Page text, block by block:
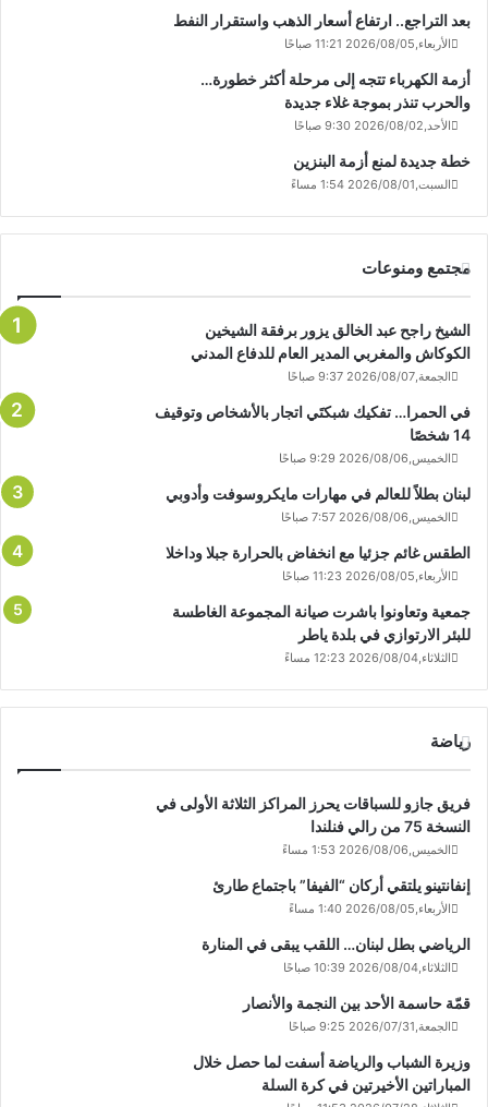
بعد التراجع.. ارتفاع أسعار الذهب واستقرار النفط
الأربعاء,2026/08/05 11:21 صباحًا
أزمة الكهرباء تتجه إلى مرحلة أكثر خطورة…
والحرب تنذر بموجة غلاء جديدة
الأحد,2026/08/02 9:30 صباحًا
خطة جديدة لمنع أزمة البنزين
السبت,2026/08/01 1:54 مساءً
مجتمع ومنوعات
الشيخ راجح عبد الخالق يزور برفقة الشيخين
الكوكاش والمغربي المدير العام للدفاع المدني
الجمعة,2026/08/07 9:37 صباحًا
في الحمرا… تفكيك شبكتَي اتجار بالأشخاص وتوقيف
14 شخصًا
الخميس,2026/08/06 9:29 صباحًا
لبنان بطلاً للعالم في مهارات مايكروسوفت وأدوبي
الخميس,2026/08/06 7:57 صباحًا
الطقس غائم جزئيا مع انخفاض بالحرارة جبلا وداخلا
الأربعاء,2026/08/05 11:23 صباحًا
جمعية وتعاونوا باشرت صيانة المجموعة الغاطسة
للبئر الارتوازي في بلدة ياطر
الثلاثاء,2026/08/04 12:23 مساءً
رياضة
فريق جازو للسباقات يحرز المراكز الثلاثة الأولى في
النسخة 75 من رالي فنلندا
الخميس,2026/08/06 1:53 مساءً
إنفانتينو يلتقي أركان “الفيفا” باجتماع طارئ
الأربعاء,2026/08/05 1:40 مساءً
الرياضي بطل لبنان… اللقب يبقى في المنارة
الثلاثاء,2026/08/04 10:39 صباحًا
قمّة حاسمة الأحد بين النجمة والأنصار
الجمعة,2026/07/31 9:25 صباحًا
وزيرة الشباب والرياضة أسفت لما حصل خلال
المباراتين الأخيرتين في كرة السلة